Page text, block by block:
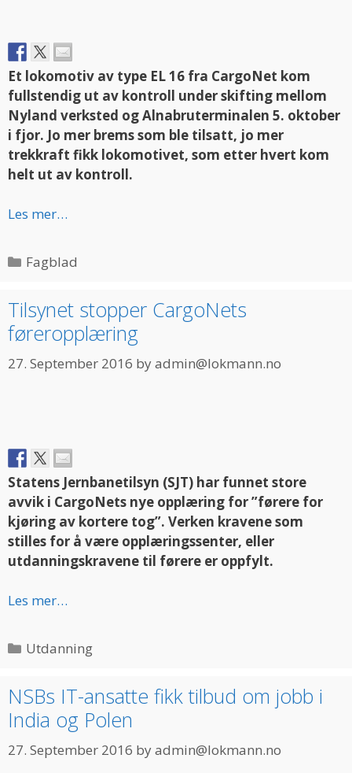
Et lokomotiv av type EL 16 fra CargoNet kom
fullstendig ut av kontroll under skifting mellom
Nyland verksted ogAlnabruterminalen 5. oktober
i fjor. Jo mer brems som ble tilsatt, jo mer
trekkraft fikk lokomotivet, som etter hvert kom
helt ut av kontroll.
Les mer…
Categories
Fagblad
Tilsynet stopper CargoNets
føreropplæring
27. September 2016 byadmin@lokmann.no
Statens Jernbanetilsyn (SJT) har funnet store
avvik i CargoNets nye opplæring for ”førere for
kjøring av kortere tog”. Verken kravene som
stilles for å være opplæringssenter, eller
utdanningskravene til førere er oppfylt.
Les mer…
Categories
Utdanning
NSBs IT-ansatte fikk tilbud om jobb i
India og Polen
27. September 2016 byadmin@lokmann.no